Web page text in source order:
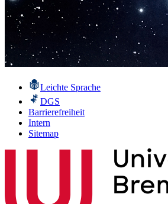
Leichte Sprache
DGS
Barrierefreiheit
Intern
Sitemap